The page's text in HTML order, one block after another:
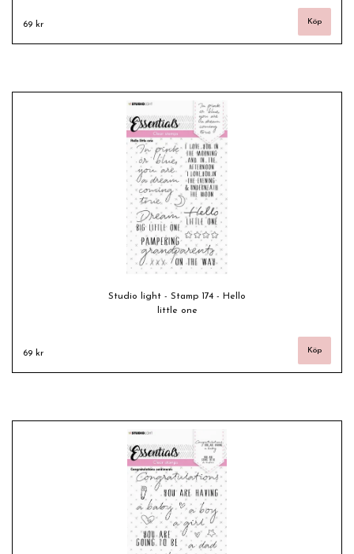
69 kr
Studio light - Stamp 174 - Hello
little one
69 kr